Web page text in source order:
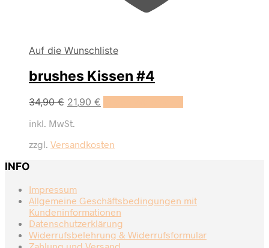
Auf die Wunschliste
brushes Kissen #4
34,90€ Ursprünglicher
war:
21,90 €
inkl. MwSt.
zzgl. Versandkosten
INFO
Impressum
Allgemeine Geschäftsbedingungen mit
Kundeninformationen
Datenschutzerklärung
Widerrufsbelehrung & Widerrufsformular
Zahlung und Versand